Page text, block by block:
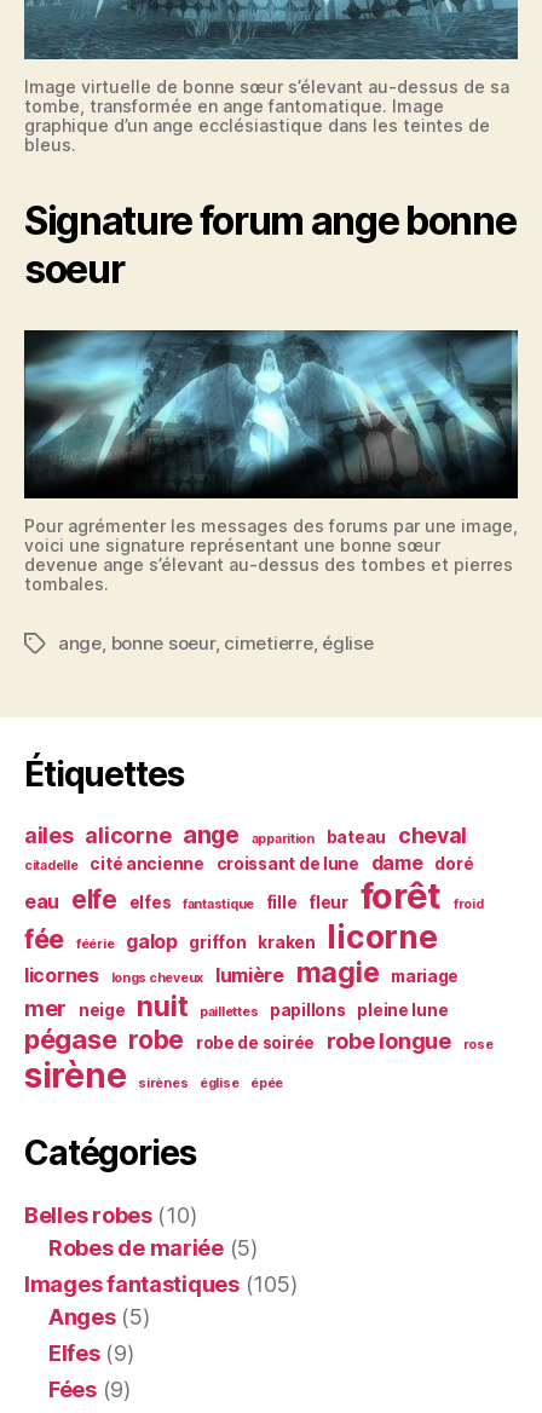
Image virtuelle de bonne sœur s’élevant au-dessus de sa
tombe, transformée en ange fantomatique. Image
graphique d’un ange ecclésiastique dans les teintes de
bleus.
Signature forum ange bonne
soeur
Pour agrémenter les messages des forums par une image,
voici une signature représentant une bonne sœur
devenue ange s’élevant au-dessus des tombes et pierres
tombales.
Étiquettes
ange, bonne soeur, cimetierre, église
Étiquettes
ailes alicorne ange apparition bateau cheval
citadelle cité ancienne croissant de lune dame doré
eau elfe elfes fantastique fille fleur forêt froid
fée féérie galop griffon kraken licorne
licornes longs cheveux lumière magie mariage
mer neige nuit paillettes papillons pleine lune
pégase robe robe de soirée robe longue rose
sirène sirènes église épée
Catégories
Belles robes(10)
Robes de mariée(5)
Images fantastiques(105)
Anges(5)
Elfes(9)
Fées(9)